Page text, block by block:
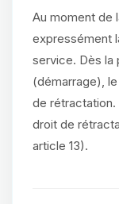
Au moment de
expressément
service. Dès la
(démarrage),
de rétractation.
droit de
article 13).